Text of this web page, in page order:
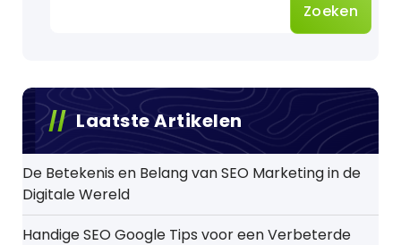
Zoeken
Laatste Artikelen
De Betekenis en Belang van SEO Marketing in de
Digitale Wereld
Handige SEO Google Tips voor een Verbeterde